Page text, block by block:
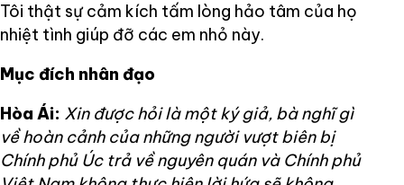
Tôi thật sự cảm kích tấm lòng hảo tâm của họ
nhiệt tình giúp đỡ các em nhỏ này.
Mục đích nhân đạo
Hòa Ái: Xin được hỏi là một ký giả, bà nghĩ gì
về hoàn cảnh của những người vượt biên bị
Chính phủ Úc trả về nguyên quán và Chính phủ